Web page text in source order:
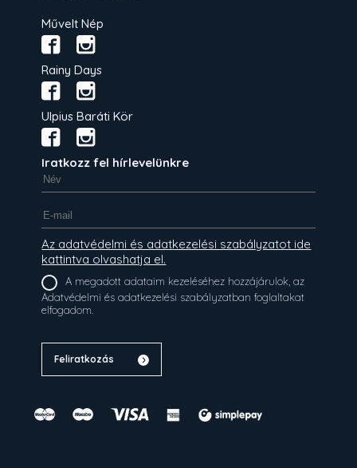
Művelt Nép
Rainy Days
Ulpius Baráti Kör
Iratkozz fel hírlevelünkre
Az adatvédelmi és adatkezelési szabályzatot ide
kattintva olvashatja el.
A megadott adataim kezeléséhez hozzájárulok, az
Adatvédelmi és adatkezelési szabályzatban foglaltakat
elfogadom.
Feliratkozás